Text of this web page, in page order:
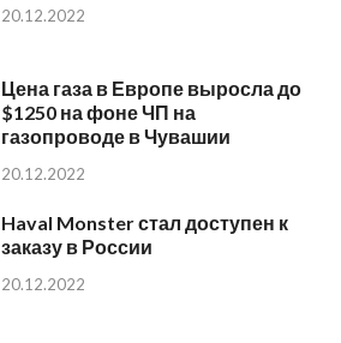
20.12.2022
Цена газа в Европе выросла до
$1250 на фоне ЧП на
газопроводе в Чувашии
20.12.2022
Haval Monster стал доступен к
заказу в России
20.12.2022